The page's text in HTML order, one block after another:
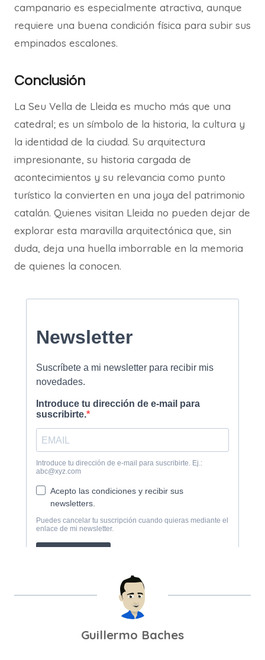
campanario es especialmente atractiva, aunque
requiere una buena condición física para subir sus
empinados escalones.
Conclusión
La Seu Vella de Lleida es mucho más que una
catedral; es un símbolo de la historia, la cultura y
la identidad de la ciudad. Su arquitectura
impresionante, su historia cargada de
acontecimientos y su relevancia como punto
turístico la convierten en una joya del patrimonio
catalán. Quienes visitan Lleida no pueden dejar de
explorar esta maravilla arquitectónica que, sin
duda, deja una huella imborrable en la memoria
de quienes la conocen.
Guillermo Baches